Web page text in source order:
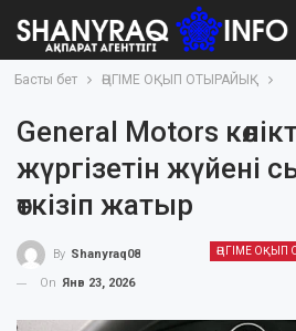
Басты бет ӘҢГІМЕ ОҚЫП ОТЫРАЙЫҚ
General Motors
жүргізетін жүйені
өткізіп жатыр
ӘҢГІМЕ ОҚЫП
By Shanyraq08
On Янв 23, 2026